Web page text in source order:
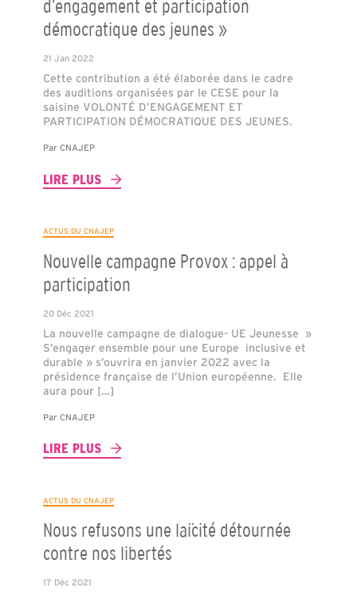
d’engagement et participation
démocratique des jeunes »
21 Jan 2022
Cette contribution a été élaborée dans le cadre
des auditions organisées par le CESE pour la
saisine VOLONTÉ D’ENGAGEMENT ET
PARTICIPATION DÉMOCRATIQUE DES JEUNES.
Par CNAJEP
LIRE PLUS
ACTUS DU CNAJEP
Nouvelle campagne Provox : appel à
participation
20 Déc 2021
La nouvelle campagne de dialogue- UE Jeunesse »
S’engager ensemble pour une Europe inclusive et
durable » s’ouvrira en janvier 2022 avec la
présidence française de l’Union européenne. Elle
aura pour […]
Par CNAJEP
LIRE PLUS
ACTUS DU CNAJEP
Nous refusons une laïcité détournée
contre nos libertés
17 Déc 2021